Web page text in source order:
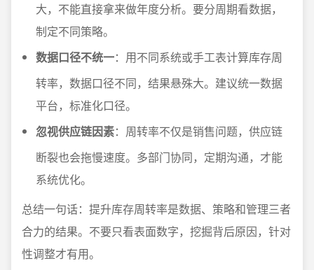
大，不能直接拿来做年度分析。要分周期看数据，
制定不同策略。
数据口径不统一：用不同系统或手工表计算库存周
转率，数据口径不同，结果悬殊大。建议统一数据
平台，标准化口径。
忽视供应链因素：周转率不仅是销售问题，供应链
断裂也会拖慢速度。多部门协同，定期沟通，才能
系统优化。
总结一句话：提升库存周转率是数据、策略和管理三者
合力的结果。不要只看表面数字，挖掘背后原因，针对
性调整才有用。